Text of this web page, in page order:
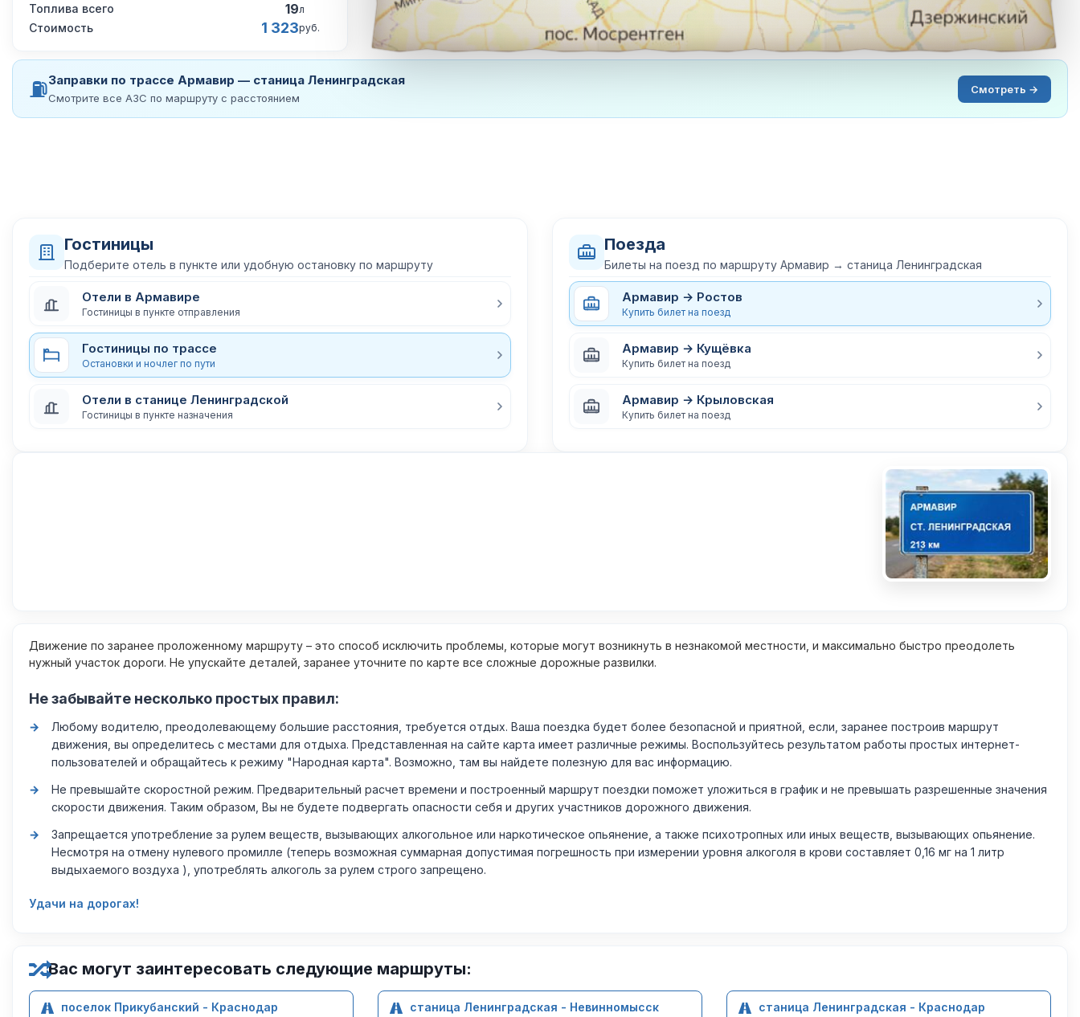
Топлива всего 19л
Стоимость 1 323руб.
⛽Заправки по трассе Армавир — станица Ленинградская
Смотрите все АЗС по маршруту с расстоянием
Смотреть →
Гостиницы
Подберите отель в пункте или удобную остановку по маршруту
Отели в Армавире
Гостиницы в пункте отправления
Гостиницы по трассе
Остановки и ночлег по пути
Отели в станице Ленинградской
Гостиницы в пункте назначения
Поезда
Билеты на поезд по маршруту Армавир → станица Ленинградская
Армавир → Ростов
Купить билет на поезд
Армавир → Кущёвка
Купить билет на поезд
Армавир → Крыловская
Купить билет на поезд
Движение по заранее проложенному маршруту – это способ исключить проблемы, которые могут возникнуть в незнакомой местности, и максимально быстро преодолеть
нужный участок дороги. Не упускайте деталей, заранее уточните по карте все сложные дорожные развилки.
Не забывайте несколько простых правил:
Любому водителю, преодолевающему большие расстояния, требуется отдых. Ваша поездка будет более безопасной и приятной, если, заранее построив маршрут
движения, вы определитесь с местами для отдыха. Представленная на сайте карта имеет различные режимы. Воспользуйтесь результатом работы простых интернет-
пользователей и обращайтесь к режиму "Народная карта". Возможно, там вы найдете полезную для вас информацию.
Не превышайте скоростной режим. Предварительный расчет времени и построенный маршрут поездки поможет уложиться в график и не превышать разрешенные значения
скорости движения. Таким образом, Вы не будете подвергать опасности себя и других участников дорожного движения.
Запрещается употребление за рулем веществ, вызывающих алкогольное или наркотическое опьянение, а также психотропных или иных веществ, вызывающих опьянение.
Несмотря на отмену нулевого промилле (теперь возможная суммарная допустимая погрешность при измерении уровня алкоголя в крови составляет 0,16 мг на 1 литр
выдыхаемого воздуха ), употреблять алкоголь за рулем строго запрещено.
Удачи на дорогах!
Вас могут заинтересовать следующие маршруты:
поселок Прикубанский - Краснодар станица Ленинградская - Невинномысск станица Ленинградская - Краснодар